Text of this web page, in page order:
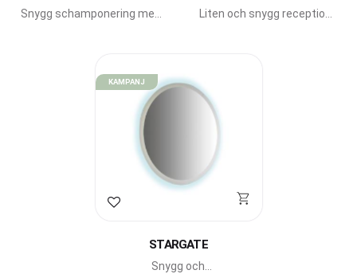
Snygg schamponering med
Liten och snygg reception
Lägg till i favoriter
STARGATE
Snygg och
KAMPANJ